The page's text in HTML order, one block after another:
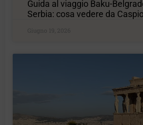
Guida al viaggio Baku-
Serbia: cosa vedere da
Giugno 19, 2026